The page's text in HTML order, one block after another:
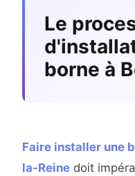
Le
borne à
Faire installer une
la-Reine doit